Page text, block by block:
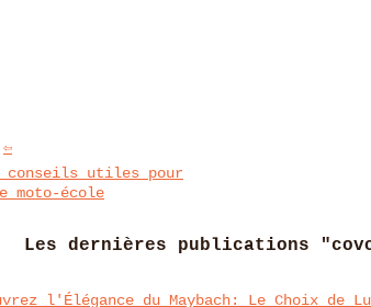
conseils utiles pour
moto-école
Les dernières publications
l'Élégance du Maybach: Le Choix de